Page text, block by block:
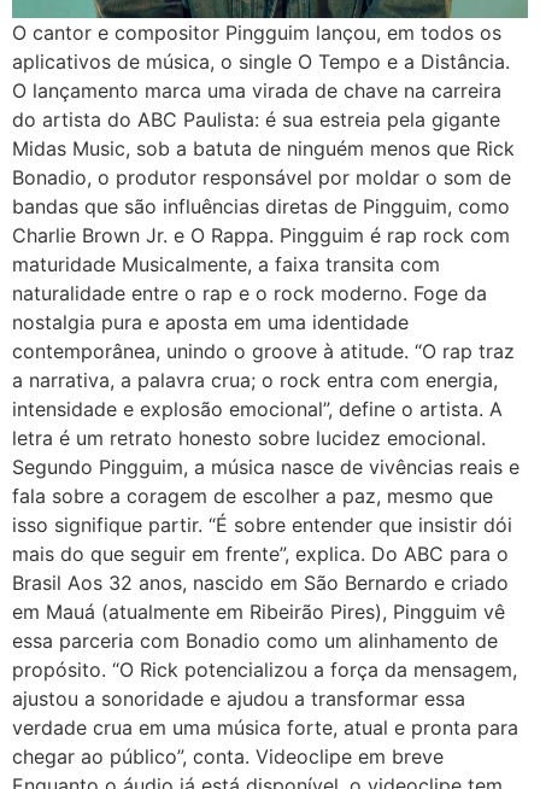
O cantor e compositor Pingguim lançou, em todos os
aplicativos de música, o single O Tempo e a Distância.
O lançamento marca uma virada de chave na carreira
do artista do ABC Paulista: é sua estreia pela gigante
Midas Music, sob a batuta de ninguém menos que Rick
Bonadio, o produtor responsável por moldar o som de
bandas que são influências diretas de Pingguim, como
Charlie Brown Jr. e O Rappa. Pingguim é rap rock com
maturidade Musicalmente, a faixa transita com
naturalidade entre o rap e o rock moderno. Foge da
nostalgia pura e aposta em uma identidade
contemporânea, unindo o groove à atitude. “O rap traz
a narrativa, a palavra crua; o rock entra com energia,
intensidade e explosão emocional”, define o artista. A
letra é um retrato honesto sobre lucidez emocional.
Segundo Pingguim, a música nasce de vivências reais e
fala sobre a coragem de escolher a paz, mesmo que
isso signifique partir. “É sobre entender que insistir dói
mais do que seguir em frente”, explica. Do ABC para o
Brasil Aos 32 anos, nascido em São Bernardo e criado
em Mauá (atualmente em Ribeirão Pires), Pingguim vê
essa parceria com Bonadio como um alinhamento de
propósito. “O Rick potencializou a força da mensagem,
ajustou a sonoridade e ajudou a transformar essa
verdade crua em uma música forte, atual e pronta para
chegar ao público”, conta. Videoclipe em breve